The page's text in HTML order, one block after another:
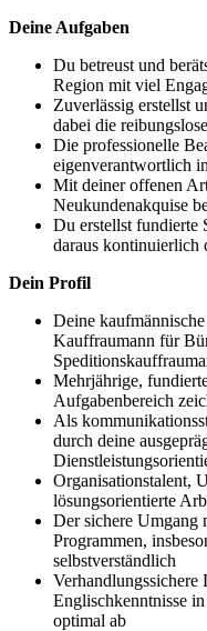
Deine Aufgaben
Du betreust und
Region mit viel
Zuverlässig erstellst
dabei die
Die professionelle
eigenverantwortlich
Mit deiner offenen
Neukundenakquise
Du erstellst fundierte
daraus kontinuierlich
Dein Profil
Deine
Kauffraumann für
Mehrjährige,
Aufgabenbereich
Als
durch deine
Organisationstalent,
lösungsorientierte
Der sichere Umgang
Programmen,
selbstverständlich
Verhandlungssichere
Englischkenntnisse
optimal ab